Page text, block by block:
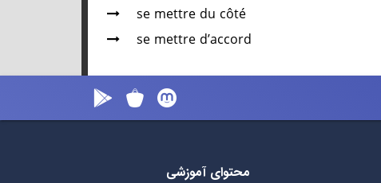
se mettre du côté
se mettre d’accord
محتوای آموزشی